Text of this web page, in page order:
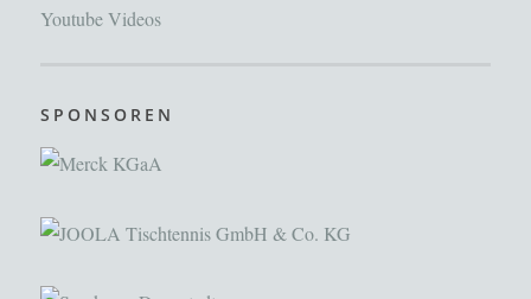
Youtube Videos
SPONSOREN